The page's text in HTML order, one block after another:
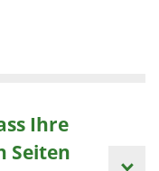
Ihre
Seiten